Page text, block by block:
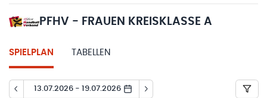
PFHV - FRAUEN KREISKLASSE A
SPIELPLAN TABELLEN
13.07.2026 - 19.07.2026